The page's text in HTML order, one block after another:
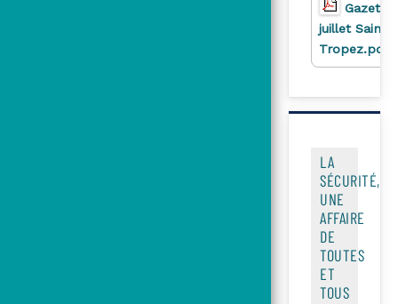
Gazette
juillet Saint-
Tropez.pdf
LA
SÉCURITÉ,
UNE
AFFAIRE
DE
TOUTES
ET
TOUS